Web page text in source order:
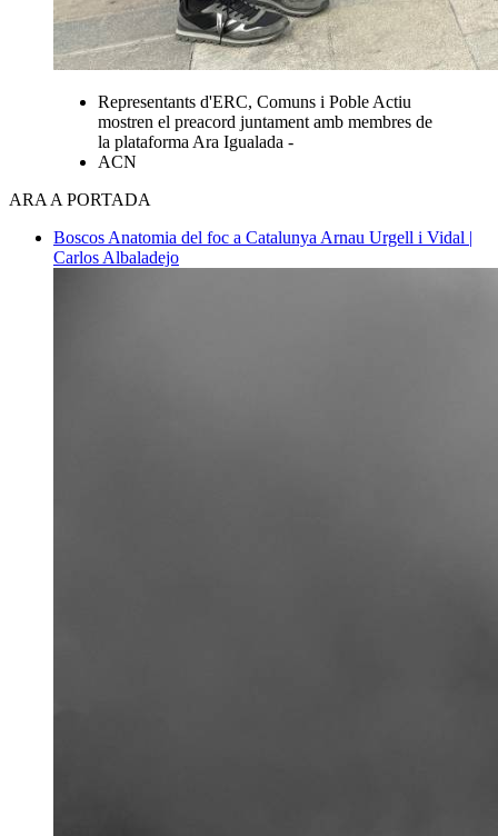
Representants d'ERC, Comuns i Poble Actiu
mostren el preacord juntament amb membres de
la plataforma Ara Igualada -
ACN
ARA A PORTADA
Boscos Anatomia del foc a Catalunya Arnau Urgell i Vidal |
Carlos Albaladejo